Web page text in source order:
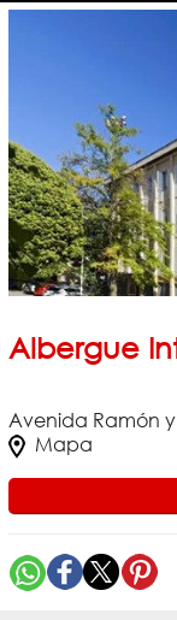
Albergue
Avenida Ramón
Mapa